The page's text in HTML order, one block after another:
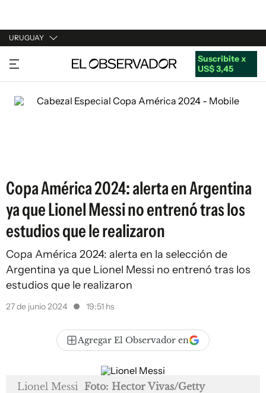
URUGUAY
URUGUAY
ARGENTINA
ESPAÑA
Suscribite x
US$ 3,45
Copa América 2024: alerta en Argentina
ya que Lionel Messi no entrenó tras los
estudios que le realizaron
Copa América 2024: alerta en la selección de
Argentina ya que Lionel Messi no entrenó tras los
estudios que le realizaron
27 de junio 2024 19:51 hs
Agregar El Observador en
Lionel Messi Foto: Hector Vivas/Getty